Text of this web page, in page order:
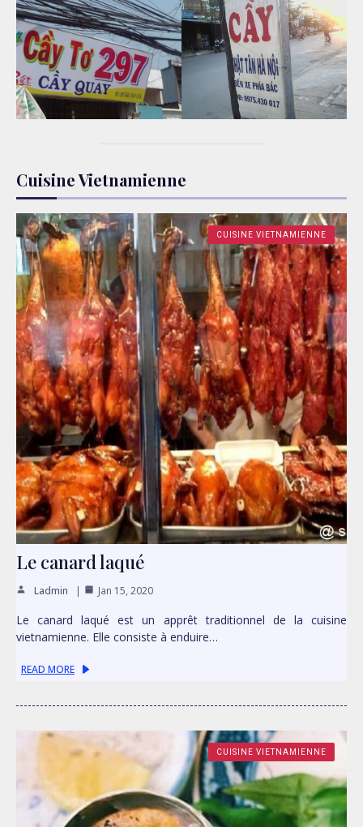
Cuisine Vietnamienne
CUISINE VIETNAMIENNE
Le canard laqué
Ladmin Jan 15, 2020
Le canard laqué est un apprêt traditionnel de la cuisine
vietnamienne. Elle consiste à enduire…
READ MORE
CUISINE VIETNAMIENNE